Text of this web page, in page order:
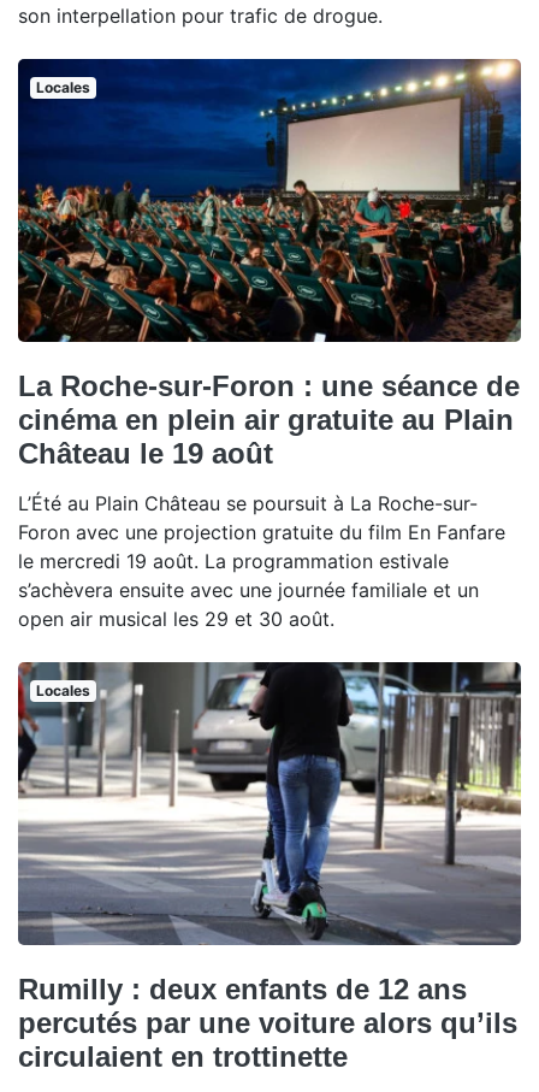
son interpellation pour trafic de drogue.
Locales
La Roche-sur-Foron : une séance de
cinéma en plein air gratuite au Plain
Château le 19 août
L’Été au Plain Château se poursuit à La Roche-sur-
Foron avec une projection gratuite du film En Fanfare
le mercredi 19 août. La programmation estivale
s’achèvera ensuite avec une journée familiale et un
open air musical les 29 et 30 août.
Locales
Rumilly : deux enfants de 12 ans
percutés par une voiture alors qu’ils
circulaient en trottinette